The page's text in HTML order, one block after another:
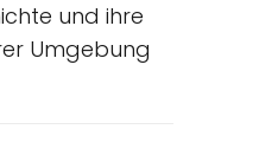
und ihre
Umgebung